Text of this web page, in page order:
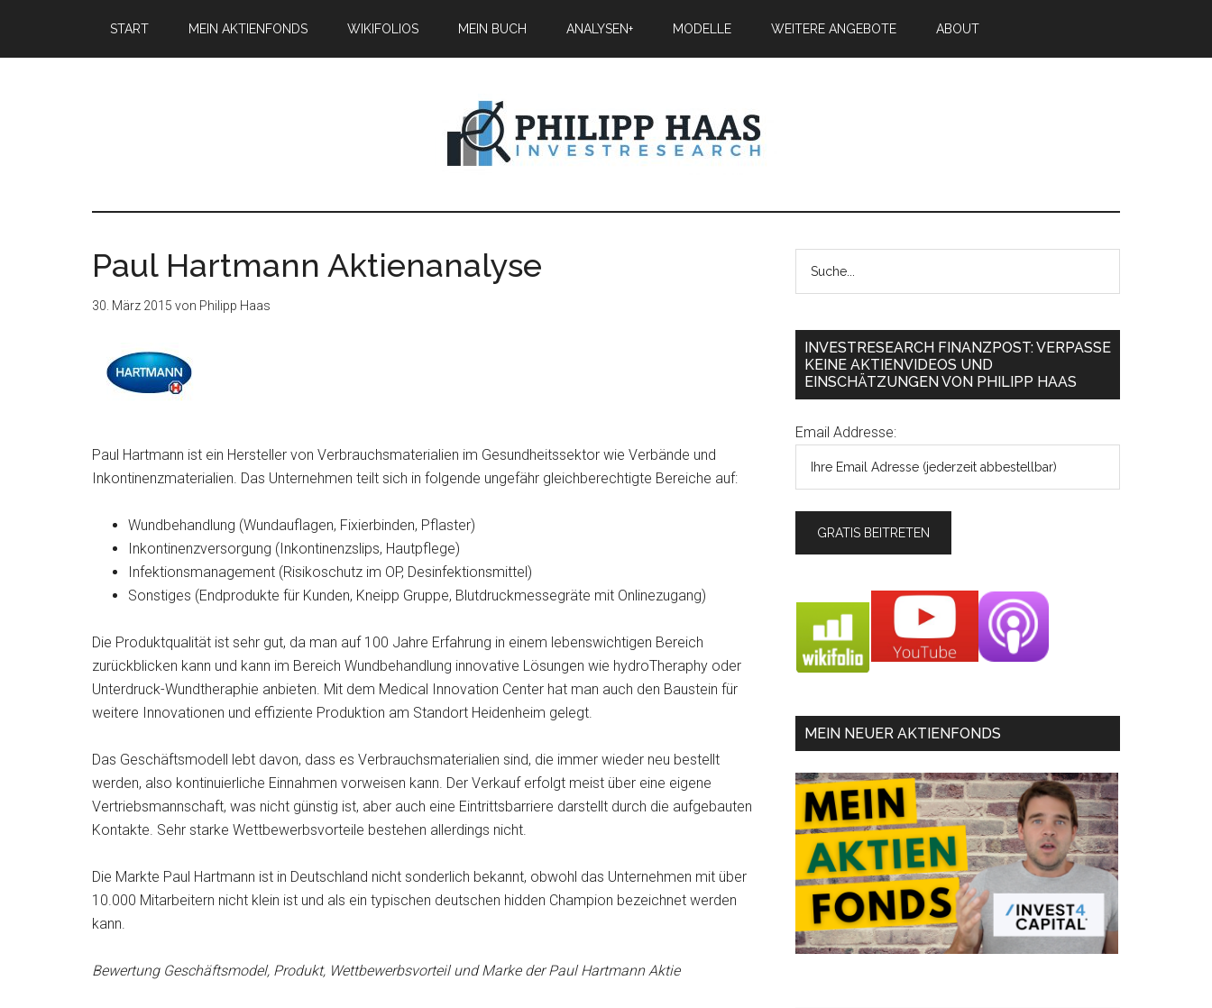
START MEIN AKTIENFONDS WIKIFOLIOS MEIN BUCH ANALYSEN+ MODELLE WEITERE ANGEBOTE ABOUT
Paul Hartmann Aktienanalyse
30. März 2015 von Philipp Haas
Paul Hartmann ist ein Hersteller von Verbrauchsmaterialien im Gesundheitssektor wie Verbände und
Inkontinenzmaterialien. Das Unternehmen teilt sich in folgende ungefähr gleichberechtigte Bereiche auf:
Wundbehandlung (Wundauflagen, Fixierbinden, Pflaster)
Inkontinenzversorgung (Inkontinenzslips, Hautpflege)
Infektionsmanagement (Risikoschutz im OP, Desinfektionsmittel)
Sonstiges (Endprodukte für Kunden, Kneipp Gruppe, Blutdruckmessegräte mit Onlinezugang)
Die Produktqualität ist sehr gut, da man auf 100 Jahre Erfahrung in einem lebenswichtigen Bereich
zurückblicken kann und kann im Bereich Wundbehandlung innovative Lösungen wie hydroTheraphy oder
Unterdruck-Wundtheraphie anbieten. Mit dem Medical Innovation Center hat man auch den Baustein für
weitere Innovationen und effiziente Produktion am Standort Heidenheim gelegt.
Das Geschäftsmodell lebt davon, dass es Verbrauchsmaterialien sind, die immer wieder neu bestellt
werden, also kontinuierliche Einnahmen vorweisen kann. Der Verkauf erfolgt meist über eine eigene
Vertriebsmannschaft, was nicht günstig ist, aber auch eine Eintrittsbarriere darstellt durch die aufgebauten
Kontakte. Sehr starke Wettbewerbsvorteile bestehen allerdings nicht.
Die Markte Paul Hartmann ist in Deutschland nicht sonderlich bekannt, obwohl das Unternehmen mit über
10.000 Mitarbeitern nicht klein ist und als ein typischen deutschen hidden Champion bezeichnet werden
kann.
Bewertung Geschäftsmodel, Produkt, Wettbewerbsvorteil und Marke der Paul Hartmann Aktie
INVESTRESEARCH FINANZPOST: VERPASSE
KEINE AKTIENVIDEOS UND
EINSCHÄTZUNGEN VON PHILIPP HAAS
Email Addresse:
MEIN NEUER AKTIENFONDS